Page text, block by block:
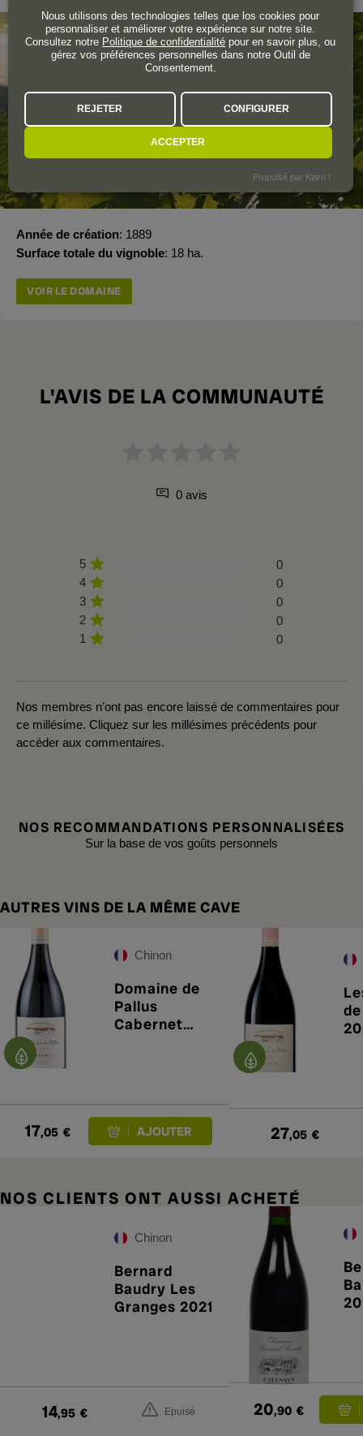
Année de création 1889
Surface totale du vignoble 18 ha.
VOIR LE DOMAINE
L'AVIS DE LA COMMUNAUTÉ
0 avis
5
0
4
0
3
0
2
0
1
0
Nos membres n’ont pas encore laissé de commentaires pour
ce millésime. Cliquez sur les millésimes précédents pour
accéder aux commentaires.
NOS RECOMMANDATIONS PERSONNALISÉES
Sur la base de vos goûts personnels
AUTRES VINS DE LA MÊME CAVE
Chinon
Domaine de
Pallus
Cabernet
17,05 € 27,05 €
NOS CLIENTS ONT AUSSI ACHETÉ
Chinon
Bernard
Baudry Les
Granges 2021
14,95 € Epuisé 20,90 €
Nous utilisons des technologies telles que los cookies pour
personnaliser et améliorer votre expérience sur notre site.
Consultez notre Politique de confidentialité pour en savoir plus, ou
gérez vos préférences personnelles dans notre Outil de
Consentement.
REJETER CONFIGURER
ACCEPTER
Propulsé par Klaro !